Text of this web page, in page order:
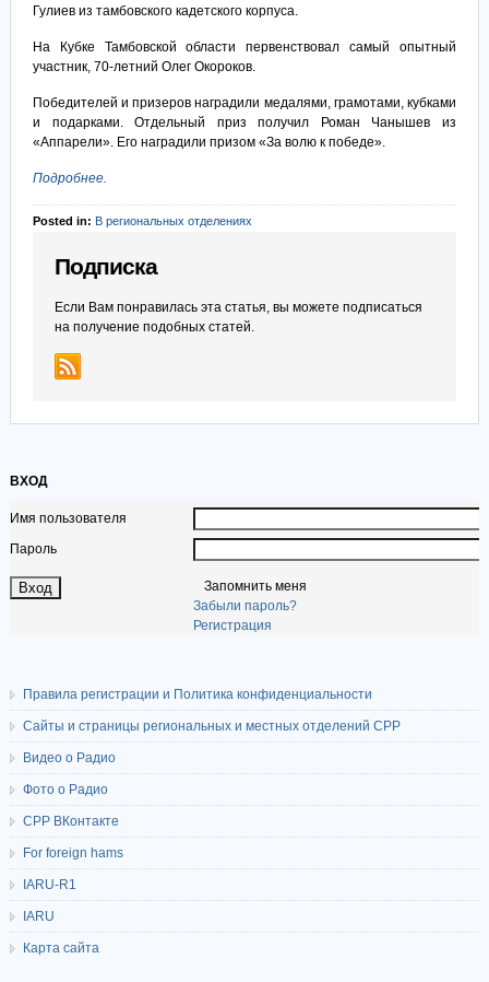
Гулиев из тамбовского кадетского корпуса.
На Кубке Тамбовской области первенствовал самый опытный
участник, 70-летний Олег Окороков.
Победителей и призеров наградили медалями, грамотами, кубками
и подарками. Отдельный приз получил Роман Чанышев из
«Аппарели». Его наградили призом «За волю к победе».
Подробнее.
Posted in: В региональных отделениях
Подписка
Если Вам понравилась эта статья, вы можете подписаться
на получение подобных статей.
ВХОД
Имя пользователя
Пароль
Запомнить меня
Забыли пароль?
Регистрация
Правила регистрации и Политика конфиденциальности
Сайты и страницы региональных и местных отделений СРР
Видео о Радио
Фото о Радио
СРР ВКонтакте
For foreign hams
IARU-R1
IARU
Карта сайта